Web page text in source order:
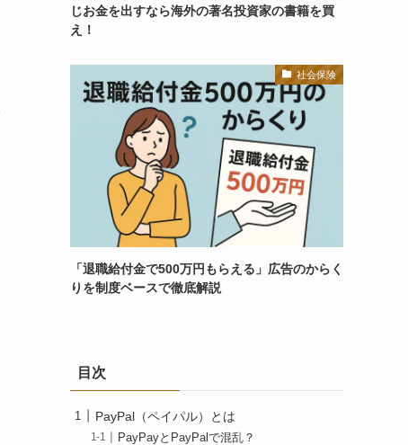
じお金を出すなら海外の著名投資家の書籍を買
え！
社会保険
「退職給付金で500万円もらえる」広告のからく
りを制度ベースで徹底解説
目次
PayPal（ペイパル）とは
PayPayとPayPalで混乱？